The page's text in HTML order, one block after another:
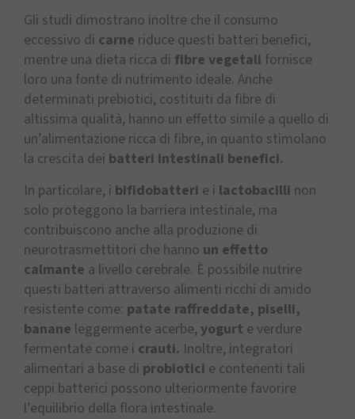
Gli studi dimostrano inoltre che il consumo
eccessivo di carne riduce questi batteri benefici,
mentre una dieta ricca di fibre vegetali fornisce
loro una fonte di nutrimento ideale. Anche
determinati prebiotici, costituiti da fibre di
altissima qualità, hanno un effetto simile a quello di
un’alimentazione ricca di fibre, in quanto stimolano
la crescita dei batteri intestinali benefici.
In particolare, i bifidobatteri e i lactobacilli non
solo proteggono la barriera intestinale, ma
contribuiscono anche alla produzione di
neurotrasmettitori che hanno un effetto
calmante a livello cerebrale. È possibile nutrire
questi batteri attraverso alimenti ricchi di amido
resistente come: patate raffreddate, piselli,
banane leggermente acerbe, yogurt e verdure
fermentate come i crauti. Inoltre, integratori
alimentari a base di probiotici e contenenti tali
ceppi batterici possono ulteriormente favorire
l’equilibrio della flora intestinale.